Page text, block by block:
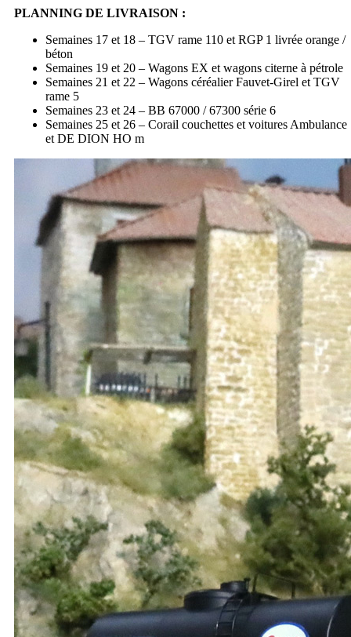
PLANNING DE LIVRAISON :
Semaines 17 et 18 – TGV rame 110 et RGP 1 livrée orange /
béton
Semaines 19 et 20 – Wagons EX et wagons citerne à pétrole
Semaines 21 et 22 – Wagons céréalier Fauvet-Girel et TGV
rame 5
Semaines 23 et 24 – BB 67000 / 67300 série 6
Semaines 25 et 26 – Corail couchettes et voitures Ambulance
et DE DION HO m